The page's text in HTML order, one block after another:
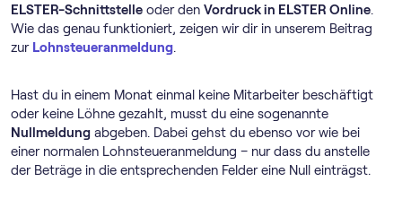
ELSTER-Schnittstelle oder den Vordruck in ELSTER Online.
Wie das genau funktioniert, zeigen wir dir in unserem Beitrag
zur Lohnsteueranmeldung.
Hast du in einem Monat einmal keine Mitarbeiter beschäftigt
oder keine Löhne gezahlt, musst du eine sogenannte
Nullmeldung abgeben. Dabei gehst du ebenso vor wie bei
einer normalen Lohnsteueranmeldung – nur dass du anstelle
der Beträge in die entsprechenden Felder eine Null einträgst.